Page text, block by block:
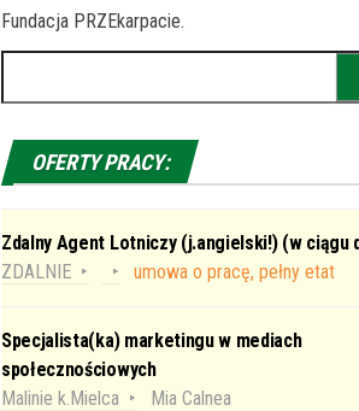
Fundacja PRZEkarpacie.
OFERTY PRACY:
Zdalny Agent Lotniczy (j.angielski!) (w ciągu
ZDALNIE
umowa o pracę, pełny etat
Specjalista(ka) marketingu w mediach
społecznościowych
Malinie k.Mielca
Mia Calnea